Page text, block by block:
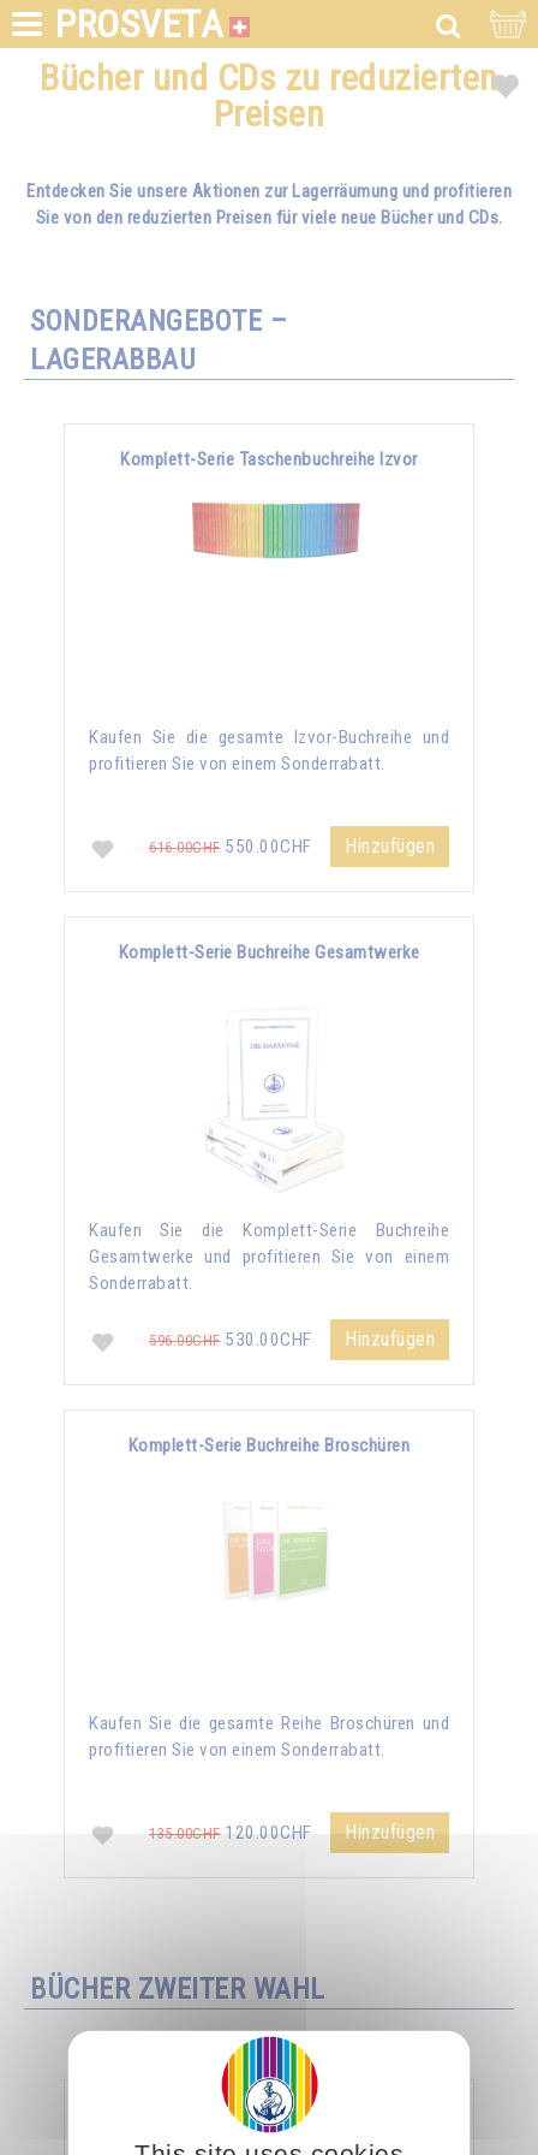
PROSVETA
Bücher und CDs zu reduzierten
Preisen
Entdecken Sie unsere Aktionen zur Lagerräumung und profitieren
Sie von den reduzierten Preisen für viele neue Bücher und CDs.
SONDERANGEBOTE –
LAGERABBAU
Komplett-Serie Taschenbuchreihe Izvor
Kaufen Sie die gesamte Izvor-Buchreihe und
profitieren Sie von einem Sonderrabatt.
616.00CHF550.00CHF Hinzufügen
Komplett-Serie Buchreihe Gesamtwerke
Kaufen Sie die Komplett-Serie Buchreihe
Gesamtwerke und profitieren Sie von einem
Sonderrabatt.
596.00CHF530.00CHF Hinzufügen
Komplett-Serie Buchreihe Broschüren
Kaufen Sie die gesamte Reihe Broschüren und
profitieren Sie von einem Sonderrabatt.
135.00CHF120.00CHF Hinzufügen
BÜCHER ZWEITER WAHL
Das wahre spirituelle Leben